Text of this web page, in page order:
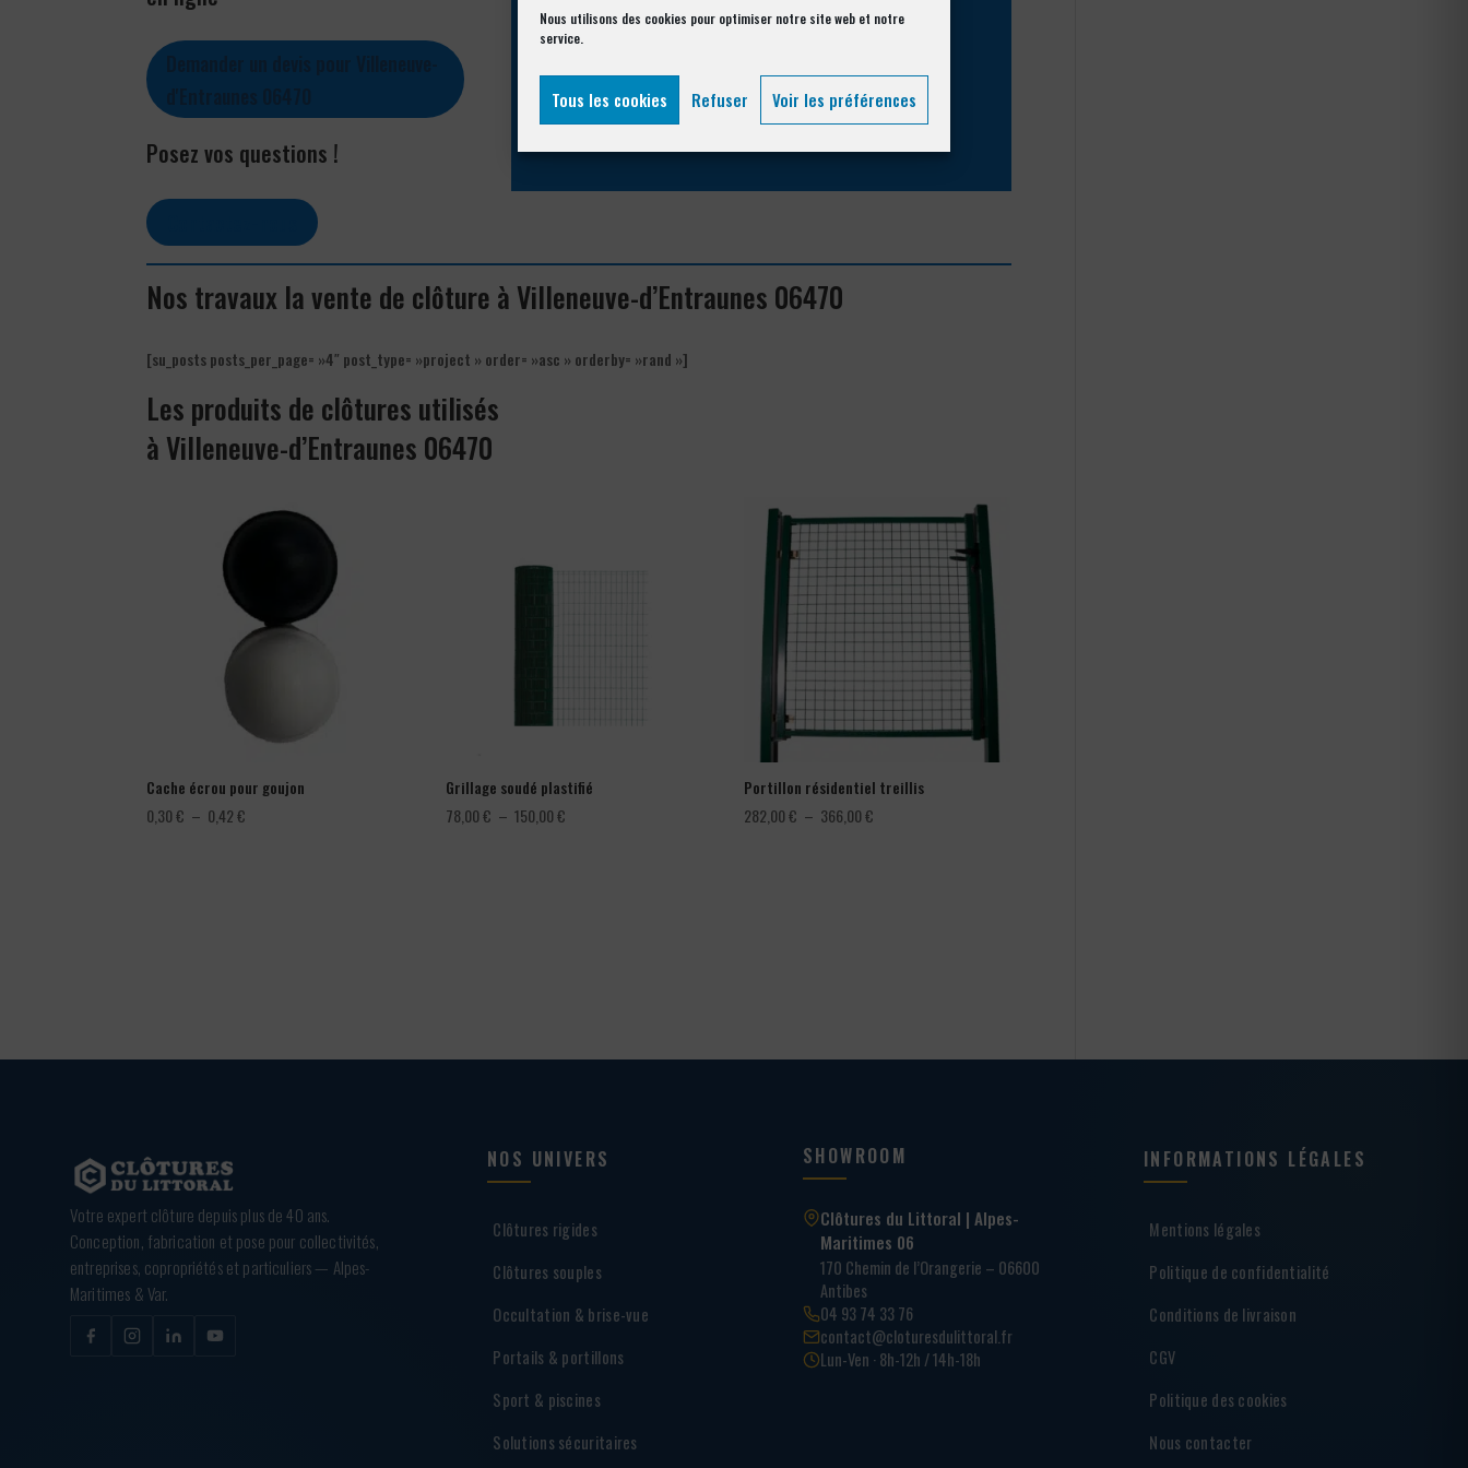
Nous utilisons des cookies pour optimiser notre site web et notre
service.
Tous les cookies Refuser Voir les préférences
Posez vos questions !
Appelez-nous !
04 93 74 33 76
Nos travaux la vente de clôture à Villeneuve-d’Entraunes 06470
[su_posts posts_per_page= »4″ post_type= »project » order= »asc » orderby= »rand »]
Les produits de clôtures utilisés
à Villeneuve-d’Entraunes 06470
Cache écrou pour goujon
0,30€ – 0,42€
Grillage soudé plastifié
78,00€ – 150,00€Plage
Portillon résidentiel treillis
282,00€ – 366,00€
Votre expert clôture depuis plus de 40 ans.
Conception, fabrication et pose pour collectivités,
entreprises, copropriétés et particuliers — Alpes-
Maritimes & Var.
NOS UNIVERS
Clôtures rigides
Clôtures souples
Occultation & brise-vue
Portails & portillons
Sport & piscines
Solutions sécuritaires
SHOWROOM
Clôtures du Littoral | Alpes-
Maritimes 06
170 Chemin de l’Orangerie – 06600
Antibes
04 93 74 33 76
contact@cloturesdulittoral.fr
Lun-Ven · 8h-12h / 14h-18h
INFORMATIONS LÉGALES
Mentions légales
Politique de confidentialité
Conditions de livraison
CGV
Politique des cookies
Nous contacter